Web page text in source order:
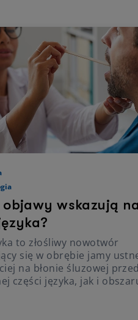
wskazują na
to złośliwy nowotwór
się w obrębie jamy
na błonie śluzowej
części języka, jak i